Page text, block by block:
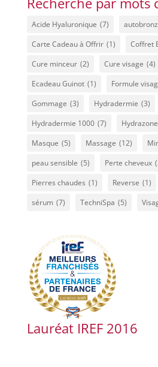
Acide Hyaluronique (7)
Carte Cadeau à Offrir (1) Coffret
Cure minceur (2) Cure visage (4)
Ecadeau Guinot (1) Formule
Gommage (3) Hydradermie (3)
Hydradermie 1000 (7) Hydrazone
Masque (5) Massage (12)
peau sensible (5) Perte cheveux
Pierres chaudes (1) Reverse (1)
sérum (7) TechniSpa (5)
Lauréat IREF 2016